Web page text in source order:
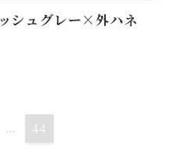
シュグレー×外ハネ
... 44